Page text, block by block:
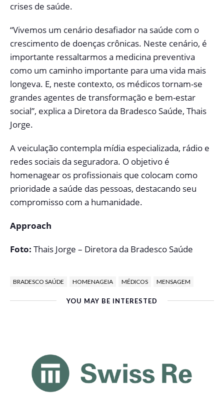
crises de saúde.
“Vivemos um cenário desafiador na saúde com o
crescimento de doenças crônicas. Neste cenário, é
importante ressaltarmos a medicina preventiva
como um caminho importante para uma vida mais
longeva. E, neste contexto, os médicos tornam-se
grandes agentes de transformação e bem-estar
social”, explica a Diretora da Bradesco Saúde, Thais
Jorge.
A veiculação contempla mídia especializada, rádio e
redes sociais da seguradora. O objetivo é
homenagear os profissionais que colocam como
prioridade a saúde das pessoas, destacando seu
compromisso com a humanidade.
Approach
Foto: Thais Jorge – Diretora da Bradesco Saúde
BRADESCO SAÚDE HOMENAGEIA MÉDICOS MENSAGEM
YOU MAY BE INTERESTED